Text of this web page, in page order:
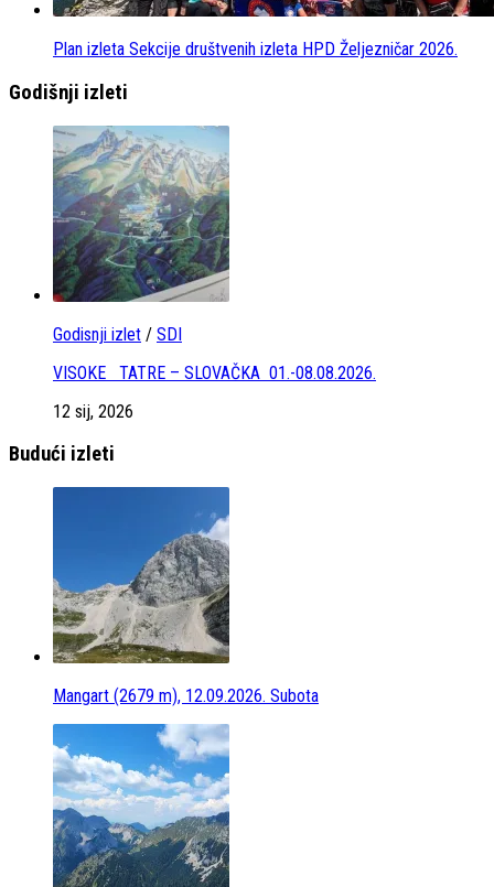
Plan izleta Sekcije društvenih izleta HPD Željezničar 2026.
Godišnji izleti
Godisnji izlet / SDI
VISOKE TATRE – SLOVAČKA 01.-08.08.2026.
12 sij, 2026
Budući izleti
Mangart (2679 m), 12.09.2026. Subota